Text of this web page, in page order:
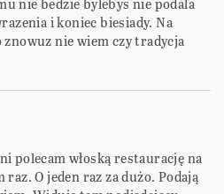
nie bedzie bylebys nie podala
i koniec biesiady. Na
nie wiem czy tradycja
polecam włoską restaurację na
raz. O jeden raz za dużo. Podają